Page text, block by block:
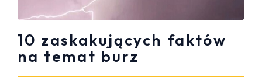
10 zaskakujących faktów
na temat burz